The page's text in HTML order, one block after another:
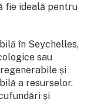
fie ideală pentru
în Seychelles,
sau
și
a resurselor.
și